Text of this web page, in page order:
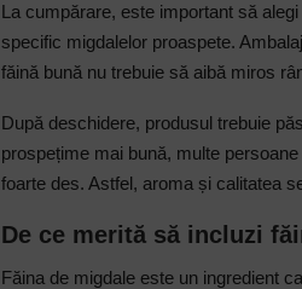
La cumpărare, este important să
specific migdalelor proaspete.
făină bună nu trebuie să aibă miros
După deschidere, produsul trebuie
prospețime mai bună, multe
foarte des. Astfel, aroma și calitatea
De ce merită să incluzi
Făina de migdale este un ingredient